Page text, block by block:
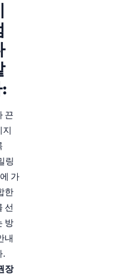
끈
지
링
가
한
선
방
내
.
장